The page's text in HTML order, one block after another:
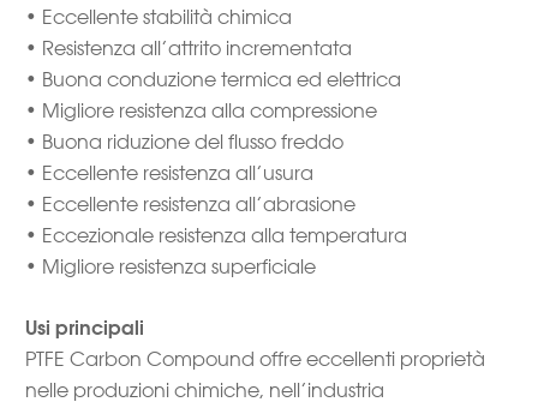
• Eccellente stabilità chimica
• Resistenza all’attrito incrementata
• Buona conduzione termica ed elettrica
• Migliore resistenza alla compressione
• Buona riduzione del flusso freddo
• Eccellente resistenza all’usura
• Eccellente resistenza all’abrasione
• Eccezionale resistenza alla temperatura
• Migliore resistenza superficiale
Usi principali
PTFE Carbon Compound offre eccellenti proprietà
nelle produzioni chimiche, nell’industria